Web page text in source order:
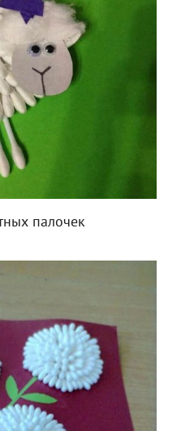
палочек